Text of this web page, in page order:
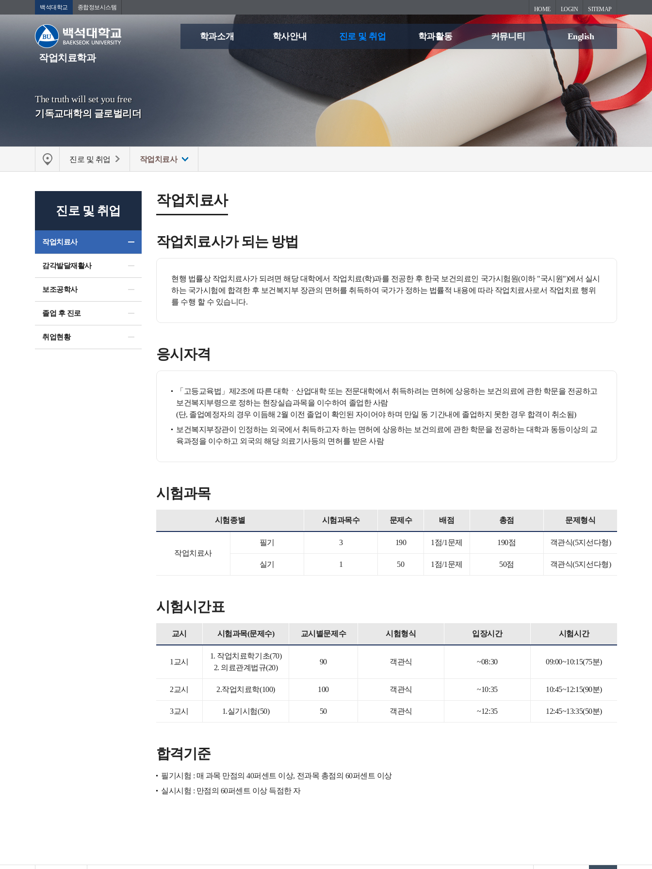
백석대학교 종합정보시스템
작업치료학과
HOME LOGIN SITEMAP
학과소개 학사안내 진로 및 취업 학과활동 커뮤니티 English
The truth will set you free
기독교대학의 글로벌리더
진로 및 취업 작업치료사
진로 및 취업
작업치료사
감각발달재활사
보조공학사
졸업 후 진로
취업현황
작업치료사
작업치료사가 되는 방법
현행 법률상 작업치료사가 되려면 해당 대학에서 작업치료(학)과를 전공한 후 한국 보건의료인 국가시험원(이하 "국시원")에서 실시
하는 국가시험에 합격한 후 보건복지부 장관의 면허를 취득하여 국가가 정하는 법률적 내용에 따라 작업치료사로서 작업치료 행위
를 수행 할 수 있습니다.
응시자격
「고등교육법」제2조에 따른 대학ㆍ산업대학 또는 전문대학에서 취득하려는 면허에 상응하는 보건의료에 관한 학문을 전공하고
보건복지부령으로 정하는 현장실습과목을 이수하여 졸업한 사람
(단, 졸업예정자의 경우 이듬해 2월 이전 졸업이 확인된 자이어야 하며 만일 동 기간내에 졸업하지 못한 경우 합격이 취소됨)
보건복지부장관이 인정하는 외국에서 취득하고자 하는 면허에 상응하는 보건의료에 관한 학문을 전공하는 대학과 동등이상의 교
육과정을 이수하고 외국의 해당 의료기사등의 면허를 받은 사람
시험과목
시험종별 시험과목수 문제수 배점 총점 문제형식
작업치료사
필기 3 190 1점/1문제 190점 객관식(5지선다형)
실기 1 50 1점/1문제 50점 객관식(5지선다형)
시험시간표
교시 시험과목(문제수) 교시별문제수 시험형식 입장시간 시험시간
1교시
1. 작업치료학기초(70)
2. 의료관계법규(20)
90 객관식 ~08:30 09:00~10:15(75분)
2교시 2.작업치료학(100) 100 객관식 ~10:35 10:45~12:15(90분)
3교시 1.실기시험(50) 50 객관식 ~12:35 12:45~13:35(50분)
합격기준
필기시험 : 매 과목 만점의 40퍼센트 이상, 전과목 총점의 60퍼센트 이상
실시시험 : 만점의 60퍼센트 이상 득점한 자